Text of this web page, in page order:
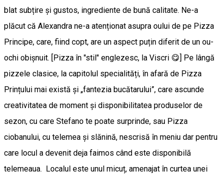
blat subțire și gustos, ingrediente de bună calitate. Ne-a
plăcut că Alexandra ne-a atenționat asupra oului de pe Pizza
Principe, care, fiind copt, are un aspect puțin diferit de un ou-
ochi obișnuit. [Pizza în "stil" englezesc, la Viscri 😋] Pe lângă
pizzele clasice, la capitolul specialități, în afară de Pizza
Prințului mai există și „fantezia bucătarului”, care ascunde
creativitatea de moment și disponibilitatea produselor de
sezon, cu care Stefano te poate surprinde, sau Pizza
ciobanului, cu telemea și slănină, nescrisă în meniu dar pentru
care locul a devenit deja faimos când este disponibilă
telemeaua. Localul este unul micuț, amenajat în curtea unei